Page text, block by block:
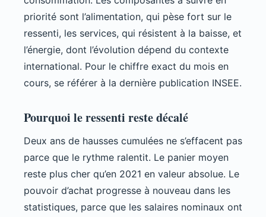
priorité sont l’alimentation, qui pèse fort sur le
ressenti, les services, qui résistent à la baisse, et
l’énergie, dont l’évolution dépend du contexte
international. Pour le chiffre exact du mois en
cours, se référer à la dernière publication INSEE.
Pourquoi le ressenti reste décalé
Deux ans de hausses cumulées ne s’effacent pas
parce que le rythme ralentit. Le panier moyen
reste plus cher qu’en 2021 en valeur absolue. Le
pouvoir d’achat progresse à nouveau dans les
statistiques, parce que les salaires nominaux ont